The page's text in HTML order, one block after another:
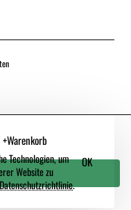
Technologien, um
Website zu
Datenschutzrichtlinie.
OK
+Warenkorb